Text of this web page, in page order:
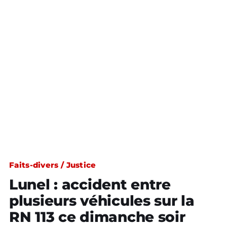
Faits-divers / Justice
Lunel : accident entre
plusieurs véhicules sur la
RN 113 ce dimanche soir